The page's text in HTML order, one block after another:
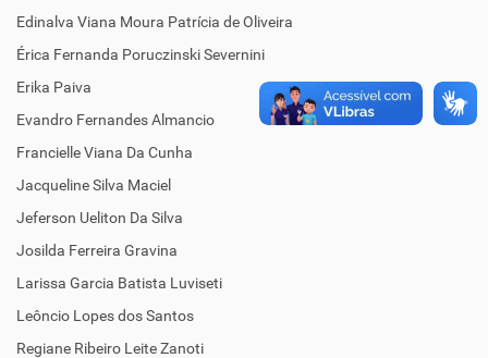
Edinalva Viana Moura Patrícia de Oliveira
Érica Fernanda Poruczinski Severnini
Erika Paiva
Evandro Fernandes Almancio
Francielle Viana Da Cunha
Jacqueline Silva Maciel
Jeferson Ueliton Da Silva
Josilda Ferreira Gravina
Larissa Garcia Batista Luviseti
Leôncio Lopes dos Santos
Regiane Ribeiro Leite Zanoti